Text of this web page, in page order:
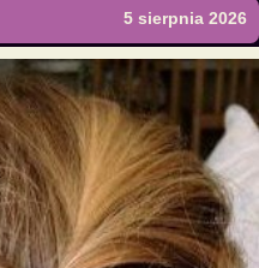
5 sierpnia 2026